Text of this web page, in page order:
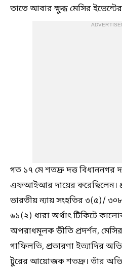
তাতে আবার ক্ষুব্ধ মেসির
গত ১৭ মে শতদ্রু দত্ত বিধাননগর
এফআইআর দায়ের করেছিলেন।
ভারতীয় ন্যায় সংহতির ৩(৫)/
৬১(২) ধারা অর্থাৎ টিকিটে
অপরাধমূলক ভীতি প্রদর্শন, মেসির
গাফিলতি, প্রতারণা ইত্যাদির
টুরের আয়োজক শতদ্রু। তাঁর